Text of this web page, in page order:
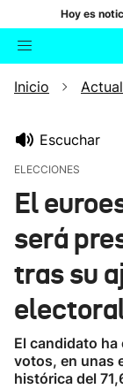
Hoy es
Buscador
Inicio
Escuchar
ELECCIONES
El
será
tras su
El candidato
votos, en unas
histórica del